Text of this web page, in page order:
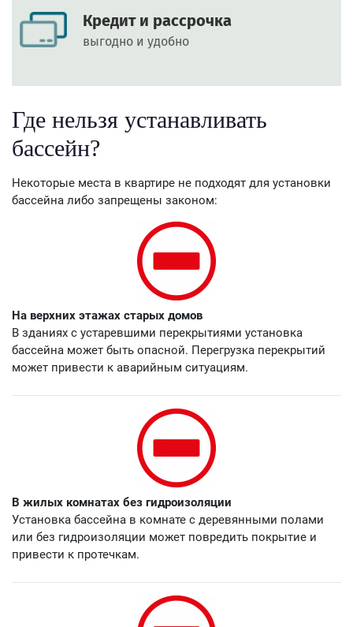
Кредит и рассрочка
выгодно и удобно
Где нельзя устанавливать
бассейн?
Некоторые места в квартире не подходят для установки
бассейна либо запрещены законом:
На верхних этажах старых домов
В зданиях с устаревшими перекрытиями установка
бассейна может быть опасной. Перегрузка перекрытий
может привести к аварийным ситуациям.
В жилых комнатах без гидроизоляции
Установка бассейна в комнате с деревянными полами
или без гидроизоляции может повредить покрытие и
привести к протечкам.